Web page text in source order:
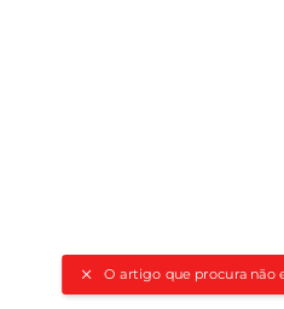
O artigo que procura não